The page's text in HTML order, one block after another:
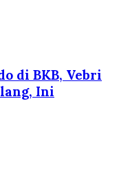
di BKB, Vebri
Ini